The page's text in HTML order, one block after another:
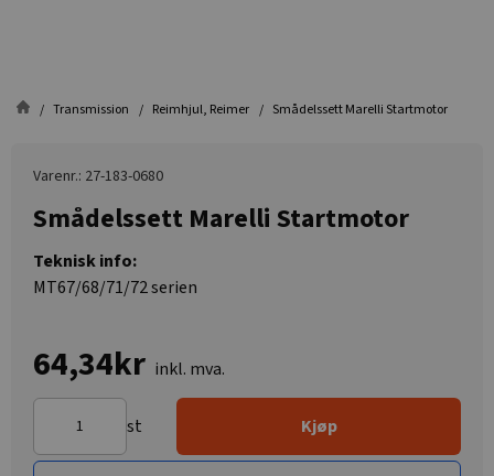
Transmission Reimhjul, Reimer Smådelssett Marelli Startmotor
Varenr.: 27-183-0680
Smådelssett Marelli Startmotor
Teknisk info:
MT67/68/71/72 serien
64,34kr inkl. mva.
st Kjøp